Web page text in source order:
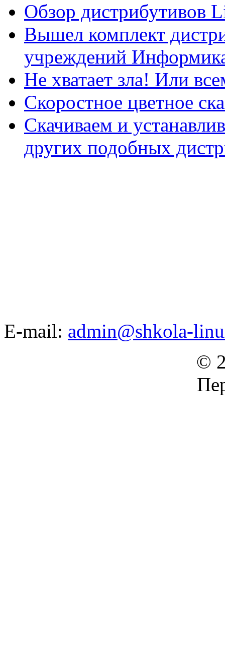
Обзор дистрибутивов
Вышел комплект
учреждений
Не хватает зла! Или
Скоростное цветное
Скачиваем и
других подобных
E-mail: admin@shkola-
©